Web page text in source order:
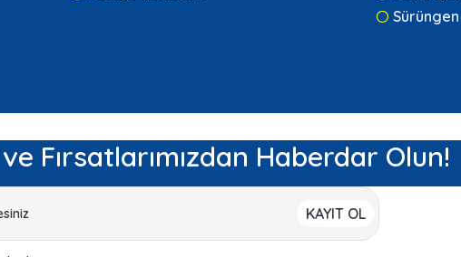
Sürüngen
Fırsatlarımızdan Haberdar Olun!
KAYIT OL